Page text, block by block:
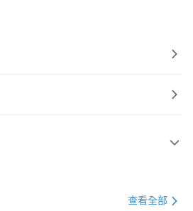
查看全部